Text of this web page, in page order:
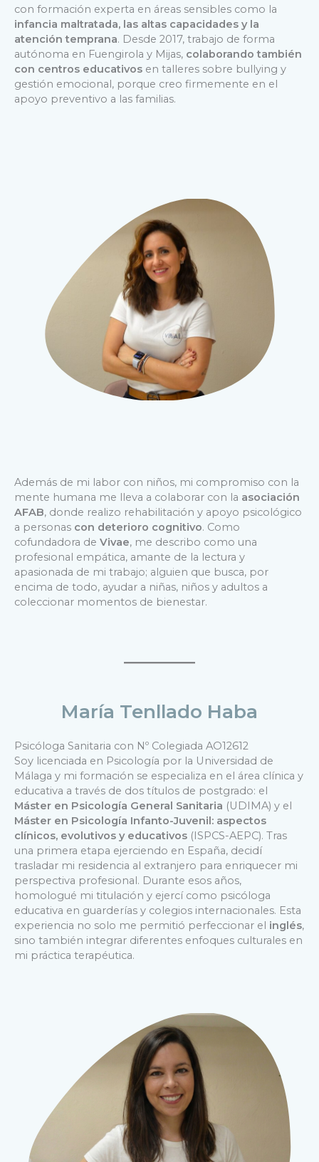
con formación experta en áreas sensibles como la
infancia maltratada, las altas capacidades y la
atención temprana. Desde 2017, trabajo de forma
autónoma en Fuengirola y Mijas, colaborando también
con centros educativos en talleres sobre bullying y
gestión emocional, porque creo firmemente en el
apoyo preventivo a las familias.
Además de mi labor con niños, mi compromiso con la
mente humana me lleva a colaborar con la asociación
AFAB, donde realizo rehabilitación y apoyo psicológico
a personas con deterioro cognitivo. Como
cofundadora de Vivae, me describo como una
profesional empática, amante de la lectura y
apasionada de mi trabajo; alguien que busca, por
encima de todo, ayudar a niñas, niños y adultos a
coleccionar momentos de bienestar.
María Tenllado Haba
Psicóloga Sanitaria con Nº Colegiada AO12612
Soy licenciada en Psicología por la Universidad de
Málaga y mi formación se especializa en el área clínica y
educativa a través de dos títulos de postgrado: el
Máster en Psicología General Sanitaria (UDIMA) y el
Máster en Psicología Infanto-Juvenil: aspectos
clínicos, evolutivos y educativos (ISPCS-AEPC). Tras
una primera etapa ejerciendo en España, decidí
trasladar mi residencia al extranjero para enriquecer mi
perspectiva profesional. Durante esos años,
homologué mi titulación y ejercí como psicóloga
educativa en guarderías y colegios internacionales. Esta
experiencia no solo me permitió perfeccionar el inglés,
sino también integrar diferentes enfoques culturales en
mi práctica terapéutica.